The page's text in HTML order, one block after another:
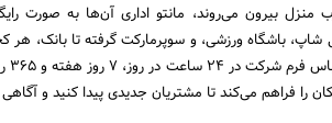
بیرون می‌روند، مانتو اداری آن‌ها به صورت
شاپ، باشگاه ورزشی، و سوپرمارکت گرفته تا بانک، هر
را فراهم می‌کند تا مشتریان جدیدی پیدا کنید و